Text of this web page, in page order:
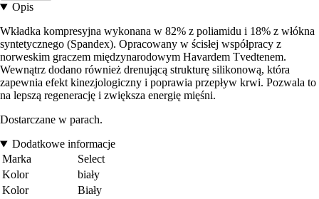
Opis
Wkładka kompresyjna wykonana w 82% z poliamidu i 18% z włókna
syntetycznego (Spandex). Opracowany w ścisłej współpracy z
norweskim graczem międzynarodowym Havardem Tvedtenem.
Wewnątrz dodano również drenującą strukturę silikonową, która
zapewnia efekt kinezjologiczny i poprawia przepływ krwi. Pozwala to
na lepszą regenerację i zwiększa energię mięśni.
Dostarczane w parach.
Dodatkowe informacje
Marka
Select
Kolor
biały
Kolor
Biały